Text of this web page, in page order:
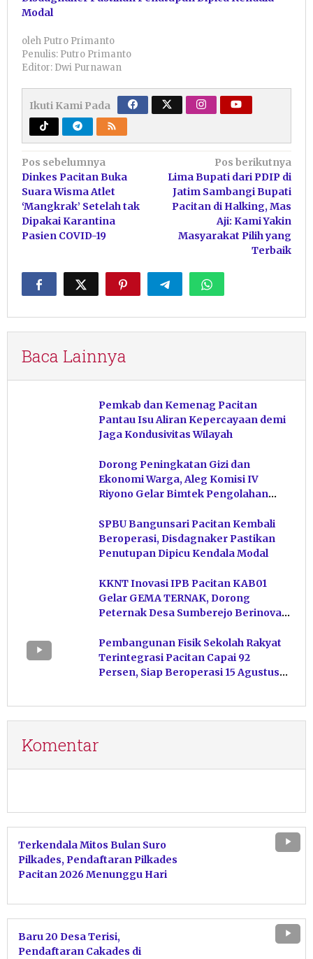
Modal
oleh Putro Primanto
Penulis: Putro Primanto
Editor: Dwi Purnawan
Ikuti Kami Pada
Navigasi
pos
Pos sebelumnya
Dinkes Pacitan Buka
Suara Wisma Atlet
‘Mangkrak’ Setelah tak
Dipakai Karantina
Pasien COVID-19
Pos berikutnya
Lima Bupati dari PDIP di
Jatim Sambangi Bupati
Pacitan di Halking, Mas
Aji: Kami Yakin
Masyarakat Pilih yang
Terbaik
Baca Lainnya
Pemkab dan Kemenag Pacitan
Pantau Isu Aliran Kepercayaan demi
Jaga Kondusivitas Wilayah
Dorong Peningkatan Gizi dan
Ekonomi Warga, Aleg Komisi IV
Riyono Gelar Bimtek Pengolahan
SPBU Bangunsari Pacitan Kembali
Beroperasi, Disdagnaker Pastikan
Penutupan Dipicu Kendala Modal
KKNT Inovasi IPB Pacitan KAB01
Gelar GEMA TERNAK, Dorong
Peternak Desa Sumberejo Berinovasi
Pembangunan Fisik Sekolah Rakyat
Terintegrasi Pacitan Capai 92
Persen, Siap Beroperasi 15 Agustus
Komentar
Terkendala Mitos Bulan Suro
Pilkades, Pendaftaran Pilkades
Pacitan 2026 Menunggu Hari
Baru 20 Desa Terisi,
Pendaftaran Cakades di